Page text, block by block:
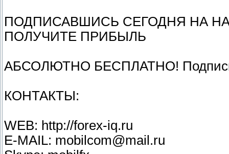
ПОДПИСАВШИСЬ СЕГОДНЯ НА
ПОЛУЧИТЕ ПРИБЫЛЬ
АБСОЛЮТНО БЕСПЛАТНО!
КОНТАКТЫ:
WEB: http://forex-iq.ru
E-MAIL: mobilcom@mail.ru